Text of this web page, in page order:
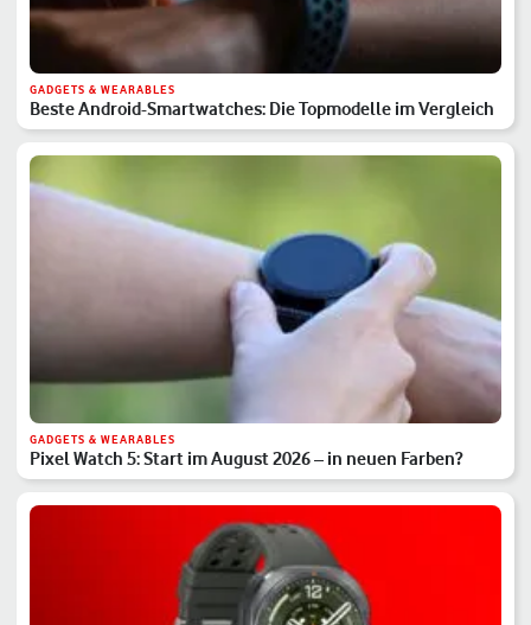
GADGETS & WEARABLES
Beste Android-Smartwatches: Die Topmodelle im Vergleich
GADGETS & WEARABLES
Pixel Watch 5: Start im August 2026 – in neuen Farben?